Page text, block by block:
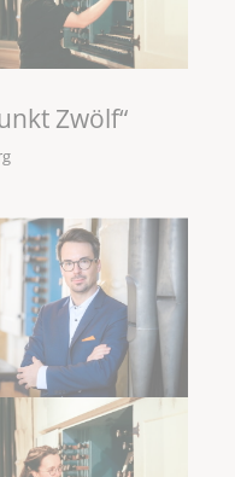
Zwölf“